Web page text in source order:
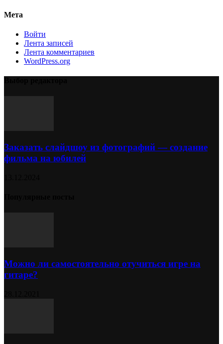
Мета
Войти
Лента записей
Лента комментариев
WordPress.org
Заказать слайдшоу из фотографий — создание
фильма на юбилей
Можно ли самостоятельно отучиться игре на
гитаре?